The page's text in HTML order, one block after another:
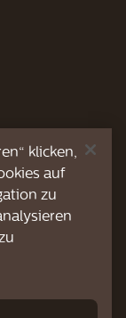
klicken,
auf
zu